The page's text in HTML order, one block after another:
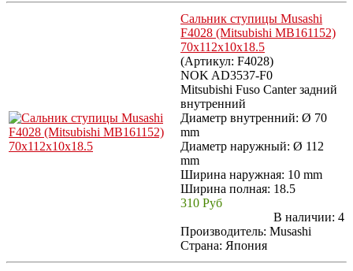
Сальник ступицы Musashi
F4028 (Mitsubishi MB161152)
70x112x10x18.5
(Артикул: F4028)
NOK AD3537-F0
Mitsubishi Fuso Canter задний
внутренний
Диаметр внутренний: Ø 70
mm
Диаметр наружный: Ø 112
mm
Ширина наружная: 10 mm
Ширина полная: 18.5
310 Руб
В наличии: 4
Производитель: Musashi
Страна: Япония